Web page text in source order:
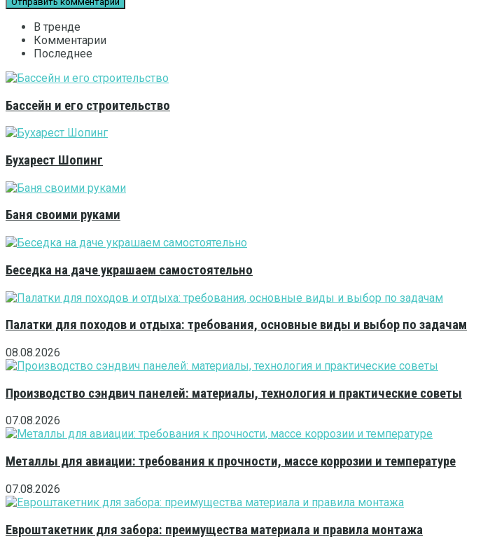
В тренде
Комментарии
Последнее
Бассейн и его строительство
Бухарест Шопинг
Баня своими руками
Беседка на даче украшаем самостоятельно
Палатки для походов и отдыха: требования, основные виды и выбор по задачам
08.08.2026
Производство сэндвич панелей: материалы, технология и практические советы
07.08.2026
Металлы для авиации: требования к прочности, массе коррозии и температуре
07.08.2026
Евроштакетник для забора: преимущества материала и правила монтажа